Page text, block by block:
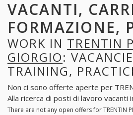
VACANTI,
FORMAZIONE,
WORK IN TRENTIN
GIORGIO:
TRAINING,
Non ci sono offerte aperte per
Alla ricerca di posti di lavoro vacanti
There are not any open offers for TRENTIN